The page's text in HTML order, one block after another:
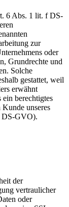
6 Abs. 1 lit. f DS-
zur
oder
Grundrechte und
Solche
gestattet, weil
erwähnt
berechtigtes
Kunde unseres
DS-GVO).
der
vertraulicher
oder